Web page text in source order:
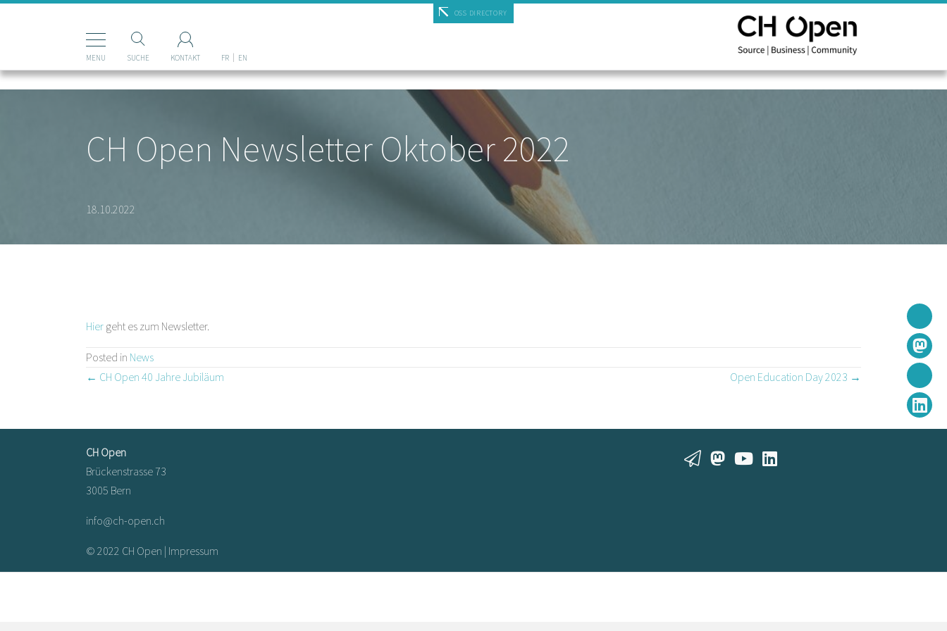
OSS DIRECTORY
MENU SUCHE KONTAKT FR EN
CH Open Newsletter Oktober 2022
18.10.2022
Hier geht es zum Newsletter.
Posted in News
Posts
← CH Open 40 Jahre Jubiläum Open Education Day 2023 →
CH Open
Brückenstrasse 73
3005 Bern
info@ch-open.ch
© 2022 CH Open | Impressum